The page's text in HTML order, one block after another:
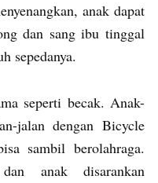
anak dapat
dan sang ibu tinggal
sepedanya.
seperti becak. Anak-
jalan dengan Bicycle
sambil berolahraga.
anak disarankan